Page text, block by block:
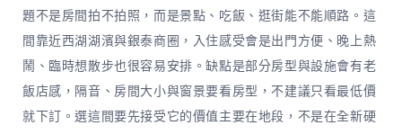
題不是房間拍不拍照，而是景點、吃飯、逛街能不能順路。這
間靠近西湖湖濱與銀泰商圈，入住感受會是出門方便、晚上熱
鬧、臨時想散步也很容易安排。缺點是部分房型與設施會有老
飯店感，隔音、房間大小與窗景要看房型，不建議只看最低價
就下訂。選這間要先接受它的價值主要在地段，不是在全新硬